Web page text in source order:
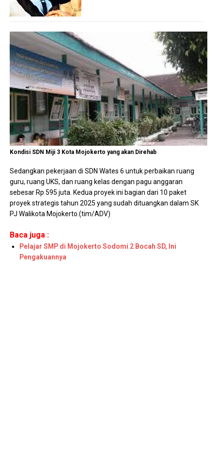
Kondisi SDN Miji 3 Kota Mojokerto yang akan Direhab
Sedangkan pekerjaan di SDN Wates 6 untuk perbaikan ruang
guru, ruang UKS, dan ruang kelas dengan pagu anggaran
sebesar Rp 595 juta. Kedua proyek ini bagian dari 10 paket
proyek strategis tahun 2025 yang sudah dituangkan dalam SK
PJ Walikota Mojokerto.(tim/ADV)
Baca juga :
Pelajar SMP di Mojokerto Sodomi 2 Bocah SD, Ini
Pengakuannya